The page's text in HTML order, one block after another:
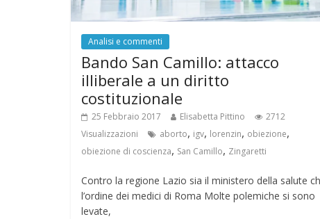
Analisi e commenti
Bando San Camillo: attacco
illiberale a un diritto
costituzionale
25 Febbraio 2017 Elisabetta Pittino
2712
Visualizzazioni
aborto, igv, lorenzin, obiezione,
obiezione di coscienza, San Camillo, Zingaretti
Contro la regione Lazio sia il ministero della salute
l’ordine dei medici di Roma Molte polemiche si sono
levate,